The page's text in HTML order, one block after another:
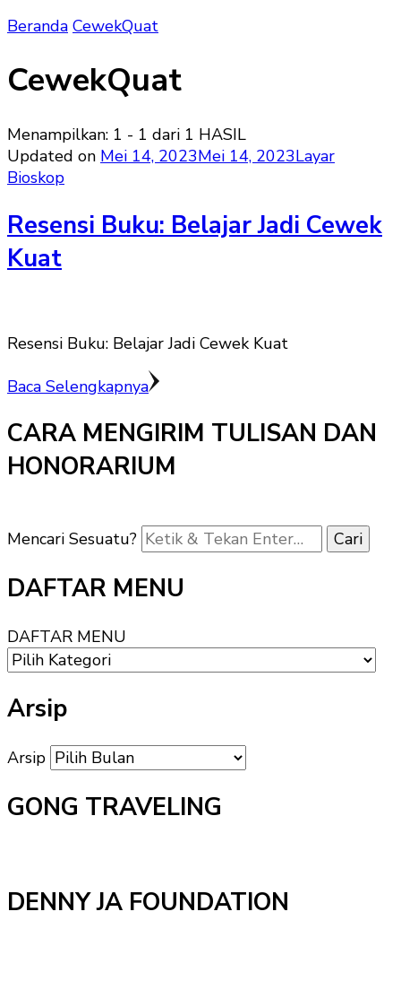
Beranda CewekQuat
CewekQuat
Menampilkan: 1 - 1 dari 1 HASIL
Updated on Mei 14, 2023Mei 14, 2023Layar
Bioskop
Resensi Buku: Belajar Jadi Cewek
Kuat
Resensi Buku: Belajar Jadi Cewek Kuat
Baca Selengkapnya
CARA MENGIRIM TULISAN DAN
HONORARIUM
Mencari Sesuatu?
DAFTAR MENU
DAFTAR MENU
Arsip
Arsip
GONG TRAVELING
DENNY JA FOUNDATION